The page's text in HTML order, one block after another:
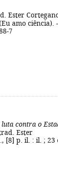
Ester
amo ciência). -
7
contra o
Ester
[8] p. il. : il. ; 23